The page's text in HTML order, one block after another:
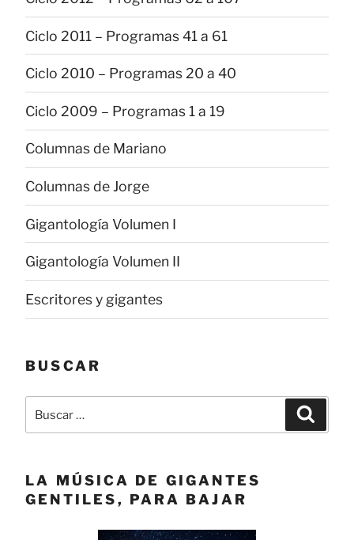
Ciclo 2011 – Programas 41 a 61
Ciclo 2010 – Programas 20 a 40
Ciclo 2009 – Programas 1 a 19
Columnas de Mariano
Columnas de Jorge
Gigantología Volumen I
Gigantología Volumen II
Escritores y gigantes
BUSCAR
Buscar
LA MÚSICA DE GIGANTES
GENTILES, PARA BAJAR